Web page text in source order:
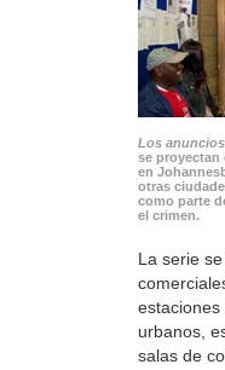
Los
se proyectan
en
otras
como parte
el crimen.
La serie
urbanos,
salas de